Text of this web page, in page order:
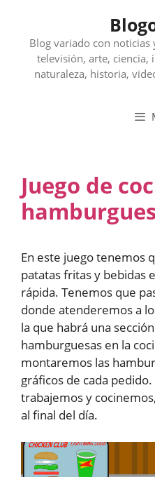
contenidoBlog variado con noticias
televisión, arte, ciencia,
naturaleza, historia,
Juego de
En este juego tenemos
patatas fritas y bebidas
rápida. Tenemos que
donde atenderemos a
la que habrá una
hamburguesas en la
montaremos las
gráficos de cada
trabajemos y
al final del día.